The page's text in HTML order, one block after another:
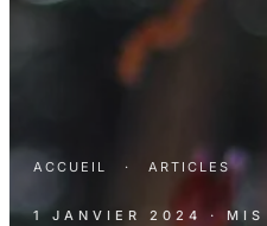
ACCUEIL · ARTICLES
1 JANVIER 2024 ·